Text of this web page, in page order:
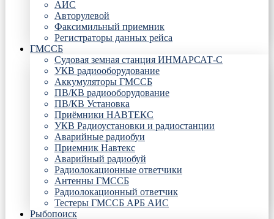
АИС
Авторулевой
Факсимильный приемник
Регистраторы данных рейса
ГМССБ
Судовая земная станция ИНМАРСАТ-С
УКВ радиооборудование
Аккумуляторы ГМССБ
ПВ/КВ радиооборудование
ПВ/КВ Установка
Приёмники НАВТЕКС
УКВ Радиоустановки и радиостанции
Аварийные радиобуи
Приемник Навтекс
Аварийный радиобуй
Радиолокационные ответчики
Антенны ГМССБ
Радиолокационный ответчик
Тестеры ГМССБ АРБ АИС
Рыбопоиск